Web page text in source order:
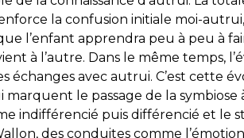
la confusion initiale moi-autrui
l’enfant apprendra peu à peu à
à l’autre. Dans le même temps,
échanges avec autrui. C’est cette
marquent le passage de la
indifférencié puis différencié et le
des conduites comme